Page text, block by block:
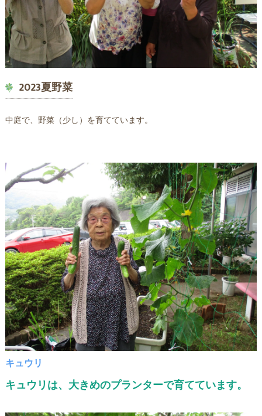
2023夏野菜
中庭で、野菜（少し）を育てています。
キュウリ
キュウリは、大きめのプランターで育てています。